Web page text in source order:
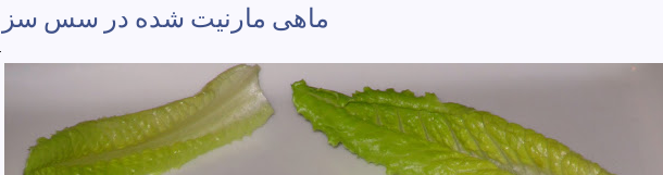
ماهی مارنیت شده در سس